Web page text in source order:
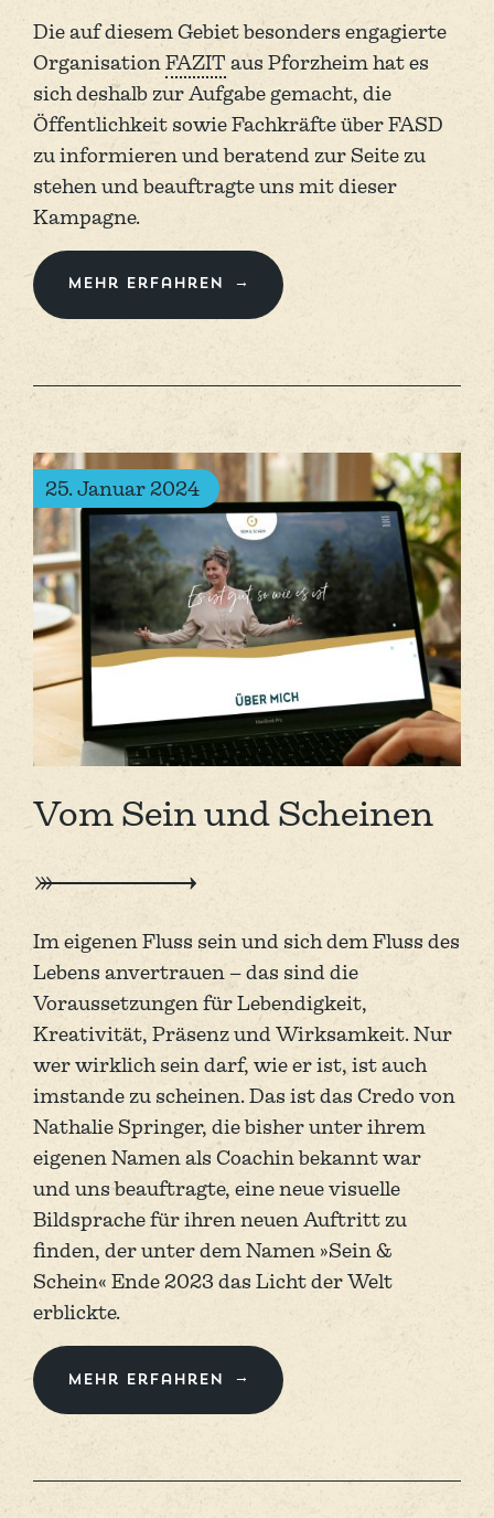
Die auf diesem Gebiet beson­ders engagierte
Organi­sation FAZIT aus Pforz­heim hat es
sich deshalb zur Aufgabe gemacht, die
Öffentlich­keit sowie Fach­kräfte über FASD
zu informie­ren und beratend zur Seite zu
stehen und beauftragte uns mit dieser
Kampagne.
Mehr erfahren
25. Januar 2024
Vom Sein und Scheinen
Im eigenen Fluss sein und sich dem Fluss des
Lebens anvertrauen – das sind die
Voraussetzungen für Lebendigkeit,
Kreativität, Präsenz und Wirksamkeit. Nur
wer wirklich sein darf, wie er ist, ist auch
imstande zu scheinen. Das ist das Credo von
Nathalie Springer, die bisher unter ihrem
eigenen Namen als Coachin bekannt war
und uns beauftragte, eine neue visuelle
Bildsprache für ihren neuen Auftritt zu
finden, der unter dem Namen »Sein &
Schein« Ende 2023 das Licht der Welt
erblickte.
Mehr erfahren